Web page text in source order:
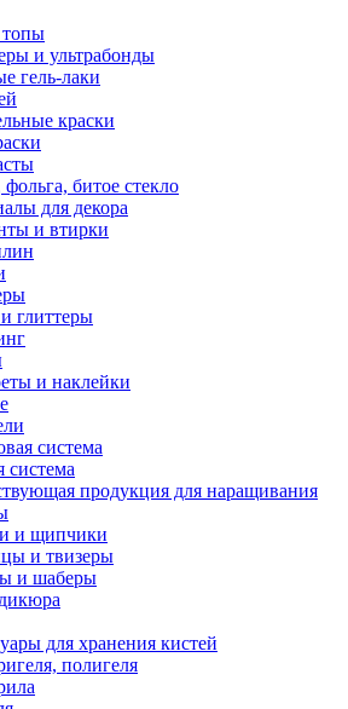
и ультрабонды
гель-лаки
краски
битое стекло
для декора
и втирки
глиттеры
и наклейки
система
система
продукция для наращивания
и щипчики
и твизеры
и шаберы
для хранения кистей
полигеля